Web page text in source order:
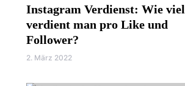
Instagram Verdienst: Wie viel
verdient man pro Like und
Follower?
2. März 2022